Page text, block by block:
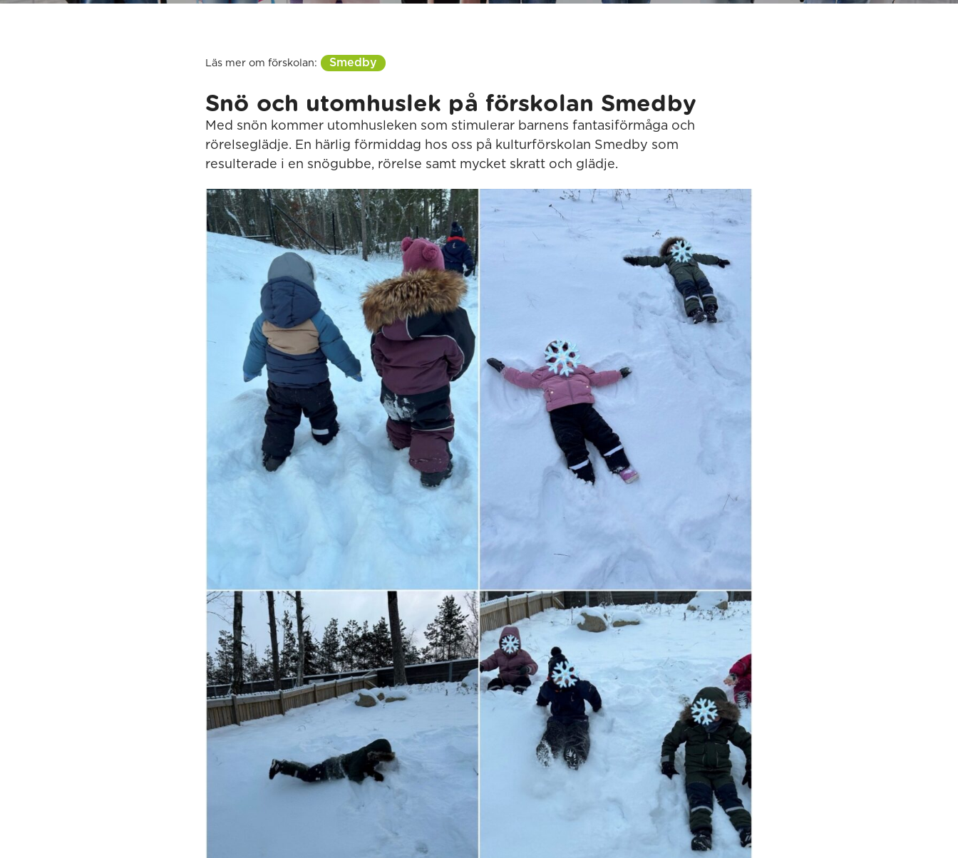
Läs mer om förskolan: Smedby
Snö och utomhuslek på förskolan Smedby
Med snön kommer utomhusleken som stimulerar barnens fantasiförmåga och
rörelseglädje. En härlig förmiddag hos oss på kulturförskolan Smedby som
resulterade i en snögubbe, rörelse samt mycket skratt och glädje.